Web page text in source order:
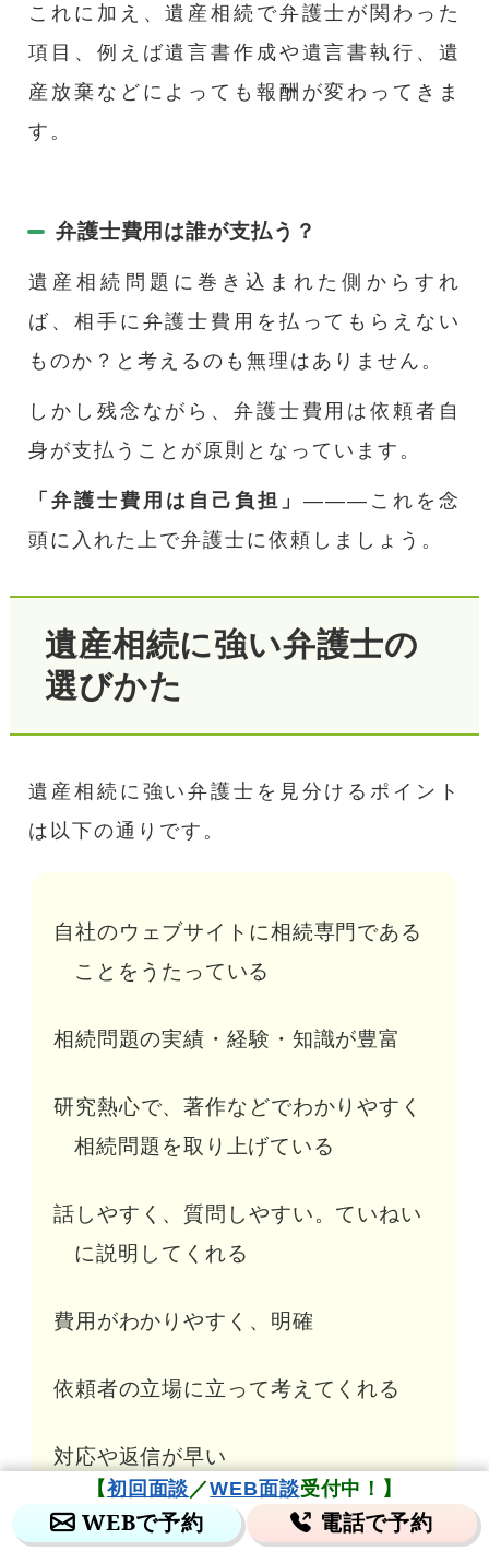
これに加え、遺産相続で弁護士が関わった
項目、例えば遺言書作成や遺言書執行、遺
産放棄などによっても報酬が変わってきま
す。
弁護士費用は誰が支払う？
遺産相続問題に巻き込まれた側からすれ
ば、相手に弁護士費用を払ってもらえない
ものか？と考えるのも無理はありません。
しかし残念ながら、弁護士費用は依頼者自
身が支払うことが原則となっています。
「弁護士費用は自己負担」 ―――これを念
頭に入れた上で弁護士に依頼しましょう。
遺産相続に強い弁護士の
選びかた
遺産相続に強い弁護士を見分けるポイント
は以下の通りです。
自社のウェブサイトに相続専門である
ことをうたっている
相続問題の実績・経験・知識が豊富
研究熱心で、著作などでわかりやすく
相続問題を取り上げている
話しやすく、質問しやすい。ていねい
に説明してくれる
費用がわかりやすく、明確
依頼者の立場に立って考えてくれる
対応や返信が早い
他業種と連携している
【初回面談／WEB面談受付中！】
WEBで予約 電話で予約